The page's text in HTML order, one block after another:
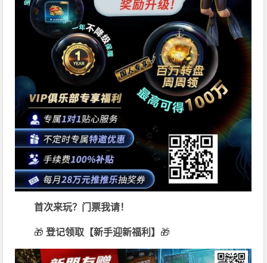
首次来玩？门票我请！
🎁 登记领取【新手迎新福利】 🎁